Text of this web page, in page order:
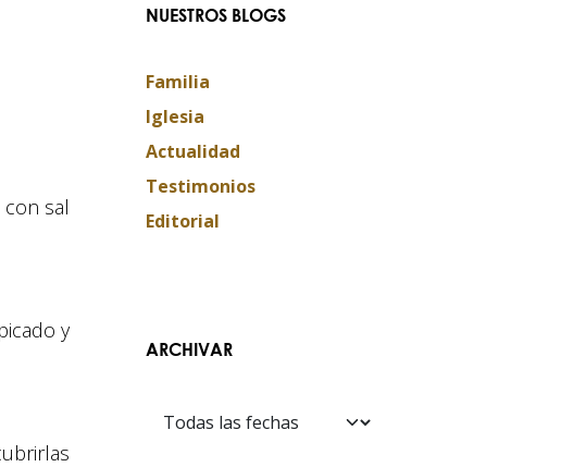
sal
y
NUESTROS BLOGS
Familia
Iglesia
Actualidad
Testimonios
Editorial
ARCHIVAR